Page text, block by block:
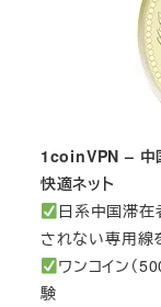
1coinVPN – 中
快適ネット
日系中国滞在
されない専用線
ワンコイン（
験